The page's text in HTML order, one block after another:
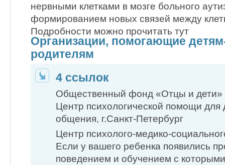
нервными клетками в мозге больного
формированием новых связей между
Подробности можно прочитать тут
Организации, помогающие
родителям
4 ссылок
Общественный фонд «Отцы и дети»
Центр психологической помощи
общения, г.Санкт-Петербург
Центр психолого-медико-
Если у вашего ребенка появились
поведением и обучением с